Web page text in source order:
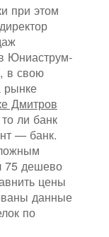
при этом
Юниаструм-
в свою
рынке
Дмитров
ли банк
— банк.
75 дешево
цены
данные
по